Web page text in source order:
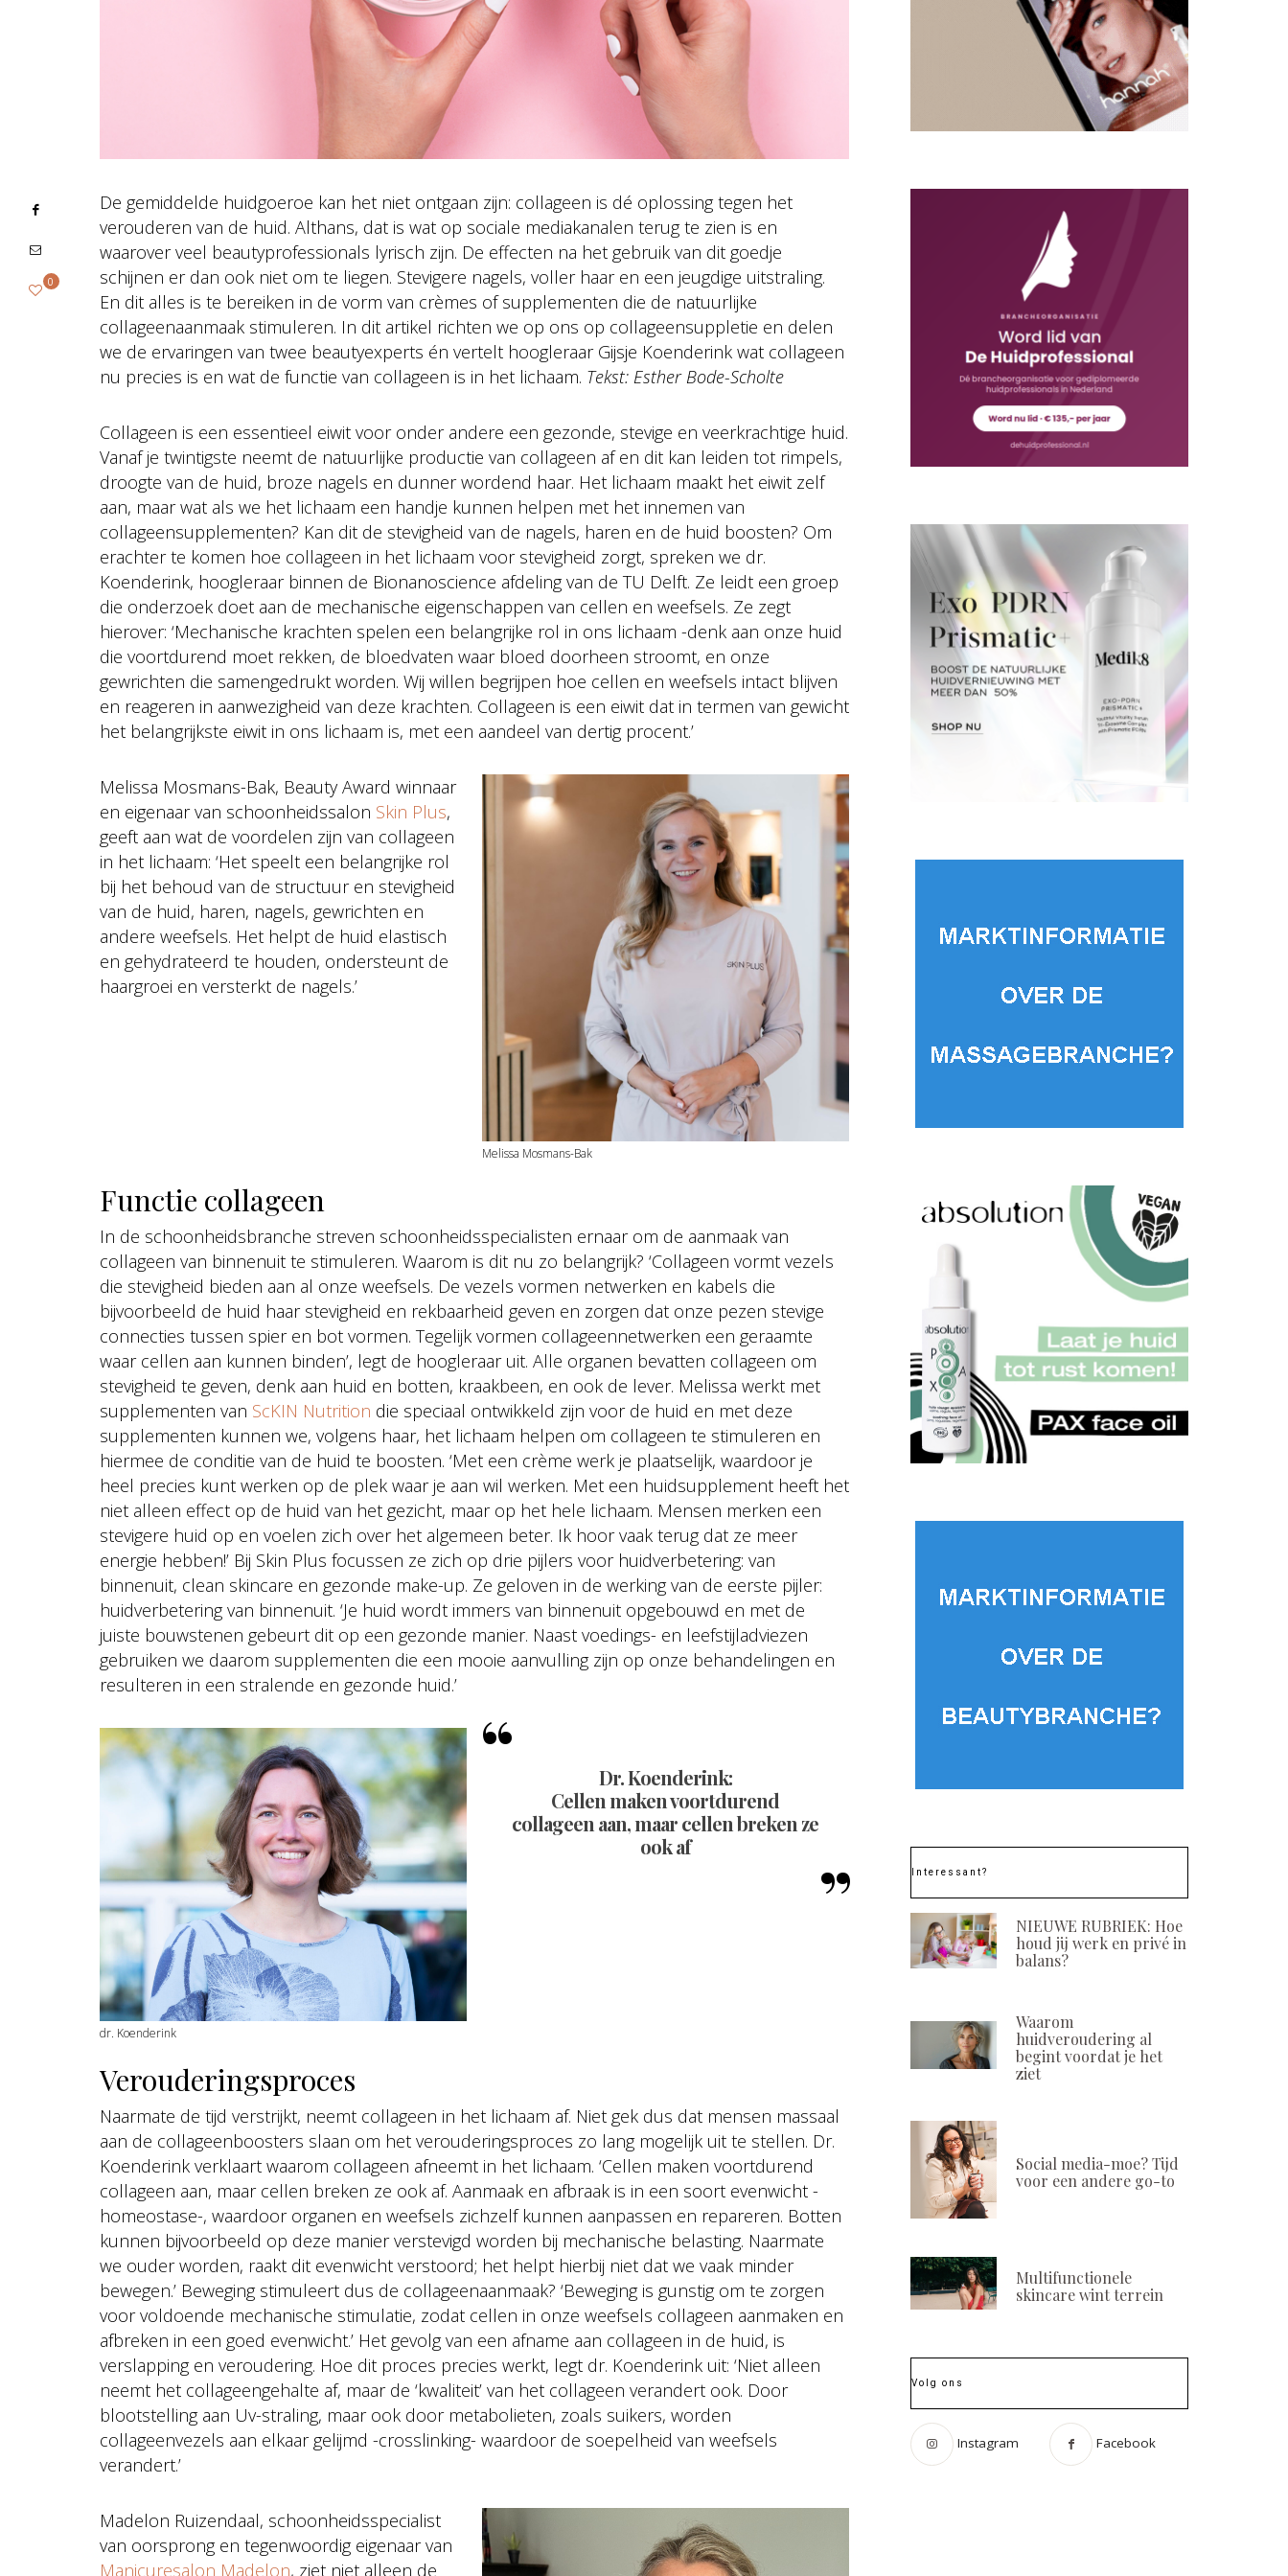
De gemiddelde huidgoeroe kan het niet ontgaan zijn: collageen is dé oplossing tegen het
verouderen van de huid. Althans, dat is wat op sociale mediakanalen terug te zien is en
waarover veel beautyprofessionals lyrisch zijn. De effecten na het gebruik van dit goedje
schijnen er dan ook niet om te liegen. Stevigere nagels, voller haar en een jeugdige uitstraling.
En dit alles is te bereiken in de vorm van crèmes of supplementen die de natuurlijke
collageenaanmaak stimuleren. In dit artikel richten we op ons op collageensuppletie en delen
we de ervaringen van twee beautyexperts én vertelt hoogleraar Gijsje Koenderink wat collageen
nu precies is en wat de functie van collageen is in het lichaam. Tekst: Esther Bode-Scholte
Collageen is een essentieel eiwit voor onder andere een gezonde, stevige en veerkrachtige huid.
Vanaf je twintigste neemt de natuurlijke productie van collageen af en dit kan leiden tot rimpels,
droogte van de huid, broze nagels en dunner wordend haar. Het lichaam maakt het eiwit zelf
aan, maar wat als we het lichaam een handje kunnen helpen met het innemen van
collageensupplementen? Kan dit de stevigheid van de nagels, haren en de huid boosten? Om
erachter te komen hoe collageen in het lichaam voor stevigheid zorgt, spreken we dr.
Koenderink, hoogleraar binnen de Bionanoscience afdeling van de TU Delft. Ze leidt een groep
die onderzoek doet aan de mechanische eigenschappen van cellen en weefsels. Ze zegt
hierover: ‘Mechanische krachten spelen een belangrijke rol in ons lichaam -denk aan onze huid
die voortdurend moet rekken, de bloedvaten waar bloed doorheen stroomt, en onze
gewrichten die samengedrukt worden. Wij willen begrijpen hoe cellen en weefsels intact blijven
en reageren in aanwezigheid van deze krachten. Collageen is een eiwit dat in termen van gewicht
het belangrijkste eiwit in ons lichaam is, met een aandeel van dertig procent.’
Melissa Mosmans-Bak, Beauty Award winnaar
en eigenaar van schoonheidssalon Skin Plus,
geeft aan wat de voordelen zijn van collageen
in het lichaam: ‘Het speelt een belangrijke rol
bij het behoud van de structuur en stevigheid
van de huid, haren, nagels, gewrichten en
andere weefsels. Het helpt de huid elastisch
en gehydrateerd te houden, ondersteunt de
haargroei en versterkt de nagels.’
Melissa Mosmans-Bak
Functie collageen
In de schoonheidsbranche streven schoonheidsspecialisten ernaar om de aanmaak van
collageen van binnenuit te stimuleren. Waarom is dit nu zo belangrijk? ‘Collageen vormt vezels
die stevigheid bieden aan al onze weefsels. De vezels vormen netwerken en kabels die
bijvoorbeeld de huid haar stevigheid en rekbaarheid geven en zorgen dat onze pezen stevige
connecties tussen spier en bot vormen. Tegelijk vormen collageennetwerken een geraamte
waar cellen aan kunnen binden’, legt de hoogleraar uit. Alle organen bevatten collageen om
stevigheid te geven, denk aan huid en botten, kraakbeen, en ook de lever. Melissa werkt met
supplementen van ScKIN Nutrition die speciaal ontwikkeld zijn voor de huid en met deze
supplementen kunnen we, volgens haar, het lichaam helpen om collageen te stimuleren en
hiermee de conditie van de huid te boosten. ‘Met een crème werk je plaatselijk, waardoor je
heel precies kunt werken op de plek waar je aan wil werken. Met een huidsupplement heeft het
niet alleen effect op de huid van het gezicht, maar op het hele lichaam. Mensen merken een
stevigere huid op en voelen zich over het algemeen beter. Ik hoor vaak terug dat ze meer
energie hebben!’ Bij Skin Plus focussen ze zich op drie pijlers voor huidverbetering: van
binnenuit, clean skincare en gezonde make-up. Ze geloven in de werking van de eerste pijler:
huidverbetering van binnenuit. ‘Je huid wordt immers van binnenuit opgebouwd en met de
juiste bouwstenen gebeurt dit op een gezonde manier. Naast voedings- en leefstijladviezen
gebruiken we daarom supplementen die een mooie aanvulling zijn op onze behandelingen en
resulteren in een stralende en gezonde huid.’
dr. Koenderink
Dr. Koenderink:
Cellen maken voortdurend
collageen aan, maar cellen breken ze
ook af
Verouderingsproces
Naarmate de tijd verstrijkt, neemt collageen in het lichaam af. Niet gek dus dat mensen massaal
aan de collageenboosters slaan om het verouderingsproces zo lang mogelijk uit te stellen. Dr.
Koenderink verklaart waarom collageen afneemt in het lichaam. ‘Cellen maken voortdurend
collageen aan, maar cellen breken ze ook af. Aanmaak en afbraak is in een soort evenwicht -
homeostase-, waardoor organen en weefsels zichzelf kunnen aanpassen en repareren. Botten
kunnen bijvoorbeeld op deze manier verstevigd worden bij mechanische belasting. Naarmate
we ouder worden, raakt dit evenwicht verstoord; het helpt hierbij niet dat we vaak minder
bewegen.’ Beweging stimuleert dus de collageenaanmaak? ‘Beweging is gunstig om te zorgen
voor voldoende mechanische stimulatie, zodat cellen in onze weefsels collageen aanmaken en
afbreken in een goed evenwicht.’ Het gevolg van een afname aan collageen in de huid, is
verslapping en veroudering. Hoe dit proces precies werkt, legt dr. Koenderink uit: ‘Niet alleen
neemt het collageengehalte af, maar de ‘kwaliteit’ van het collageen verandert ook. Door
blootstelling aan Uv-straling, maar ook door metabolieten, zoals suikers, worden
collageenvezels aan elkaar gelijmd -crosslinking- waardoor de soepelheid van weefsels
verandert.’
Madelon Ruizendaal, schoonheidsspecialist
van oorsprong en tegenwoordig eigenaar van
Manicuresalon Madelon, ziet niet alleen de
0
Interessant?
NIEUWE RUBRIEK: Hoe
houd jij werk en privé in
balans?
Waarom
huidveroudering al
begint voordat je het
ziet
Social media-moe? Tijd
voor een andere go-to
Multifunctionele
skincare wint terrein
Volg ons
Instagram Facebook